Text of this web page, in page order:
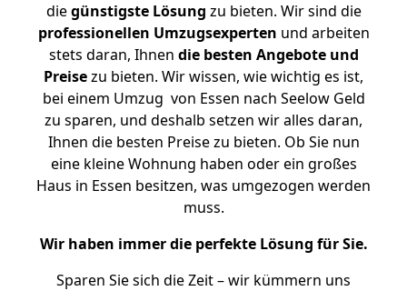
diegünstigste Lösung zu bieten. Wir sind die
professionellen Umzugsexperten und arbeiten
stets daran, Ihnen die besten Angebote und
Preisezu bieten. Wir wissen, wie wichtig es ist,
bei einem Umzug von Essen nach Seelow Geld
zu sparen, und deshalb setzen wir alles daran,
Ihnen die besten Preise zu bieten. Ob Sie nun
eine kleine Wohnung haben oder ein großes
Haus in Essen besitzen, was umgezogen werden
muss.
Wir haben immer die perfekte Lösung für Sie.
Sparen Sie sich die Zeit – wir kümmern uns